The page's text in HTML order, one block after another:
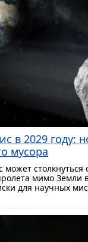
в 2029 году:
мусора
может столкнуться
мимо Земли в
для научных